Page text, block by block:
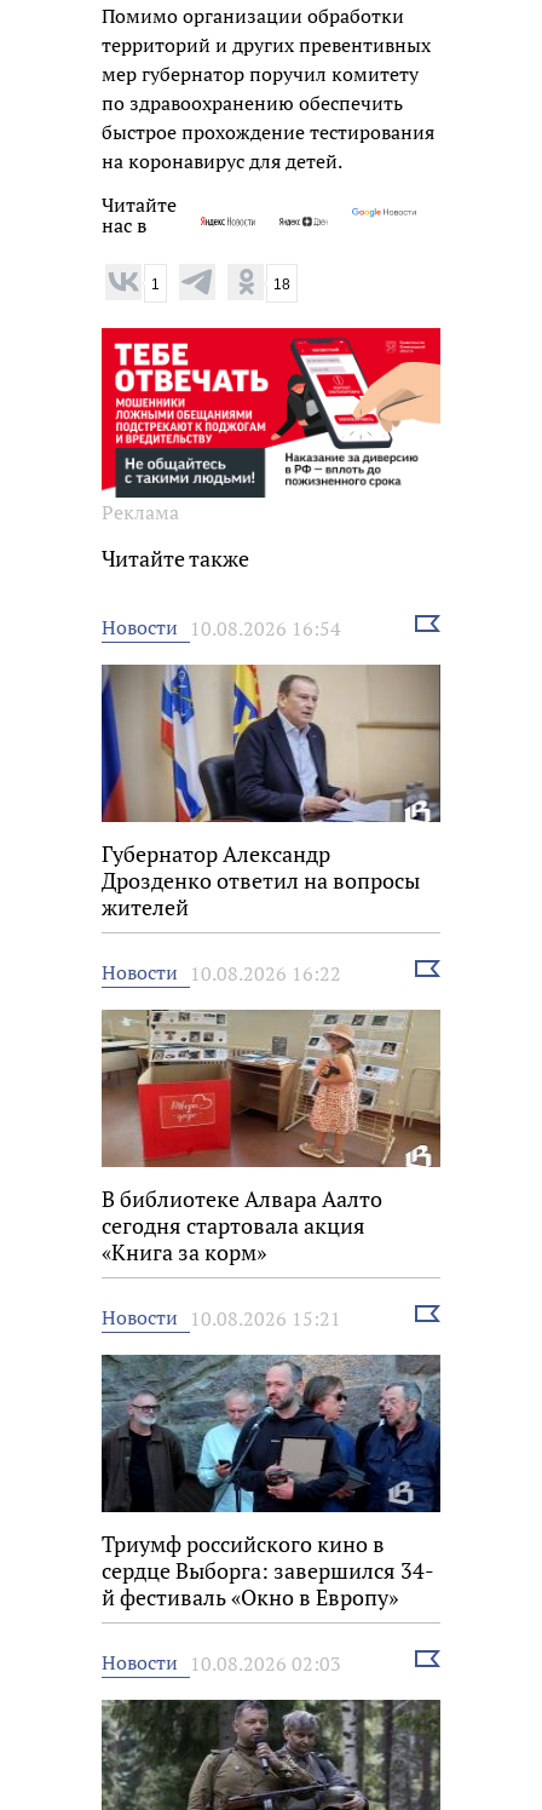
Помимо организации обработки
территорий и других превентивных
мер губернатор поручил комитету
по здравоохранению обеспечить
быстрое прохождение тестирования
на коронавирус для детей.
Читайте
нас в
1 18
Реклама
Читайте также
Новости 10.08.2026 16:54
Выбрать
Губернатор Александр
Дрозденко ответил на вопросы
жителей
Новости 10.08.2026 16:22
Выбрать
В библиотеке Алвара Аалто
сегодня стартовала акция
«Книга за корм»
Новости 10.08.2026 15:21
Выбрать
Триумф российского кино в
сердце Выборга: завершился 34-
й фестиваль «Окно в Европу»
Новости 10.08.2026 02:03
Выбрать